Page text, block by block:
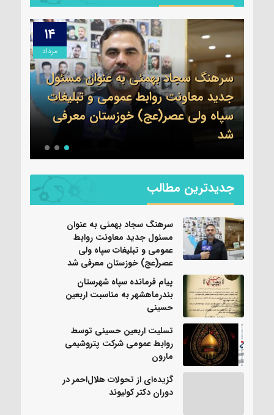
۱۳
مرداد
پیام فرمانده سپاه شهرستان
بندرماهشهر به مناسبت اربعین حسینی
جدیدترین مطالب
سرهنگ سجاد بهمئی به عنوان
مسئول جدید معاونت روابط
عمومی و تبلیغات سپاه ولی
عصر(عج) خوزستان معرفی شد
پیام فرمانده سپاه شهرستان
بندرماهشهر به مناسبت اربعین
حسینی
تسلیت اربعین حسینی توسط
روابط عمومی شرکت پتروشیمی
مارون
گزیده‌ای از تحولات هلال‌احمر در
دوران دکتر کولیوند